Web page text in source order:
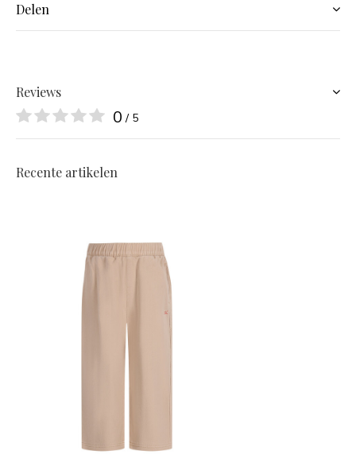
Delen
Reviews
0 / 5
Recente artikelen